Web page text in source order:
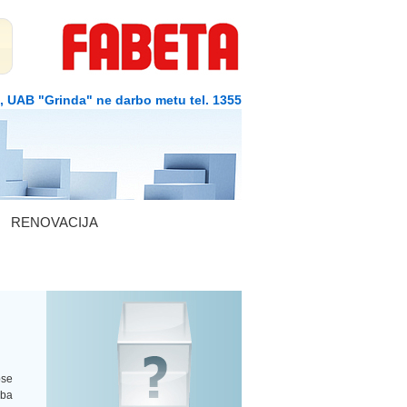
UAB "Grinda" ne darbo metu tel. 1355
RENOVACIJA